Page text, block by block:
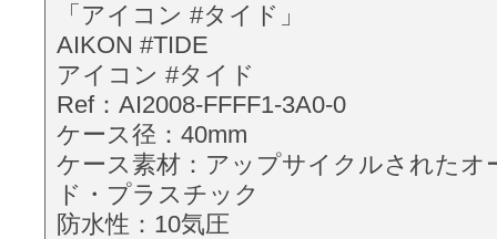
「アイコン #タイド」
AIKON #TIDE
アイコン #タイド
Ref：AI2008-FFFF1-3A0-0
ケース径：40mm
ケース素材：アップサイクルされたオ
ド・プラスチック
防水性：10気圧